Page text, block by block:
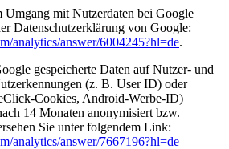
mit Nutzerdaten bei Google
Datenschutzerklärung von Google:
analytics/answer/6004245?hl=de.
gespeicherte Daten auf Nutzer- und
(z. B. User ID) oder
Cookies, Android-Werbe-ID)
14 Monaten anonymisiert bzw.
Sie unter folgendem Link:
analytics/answer/7667196?hl=de